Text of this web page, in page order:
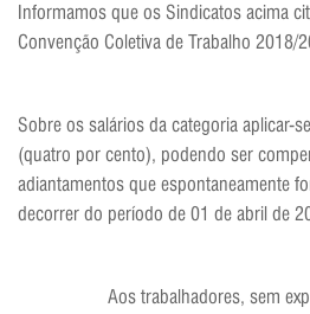
Informamos que os Sindicatos acima
Convenção Coletiva de Trabalho 2018/
Sobre os salários da categoria aplicar-
(quatro por cento), podendo ser
adiantamentos que espontaneamente
decorrer do período de 01 de abril de
Aos trabalhadores, sem